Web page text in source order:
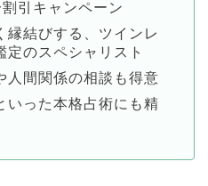
引キャンペーン
縁結びする、ツインレ
定のスペシャリスト
人間関係の相談も得意
いった本格占術にも精